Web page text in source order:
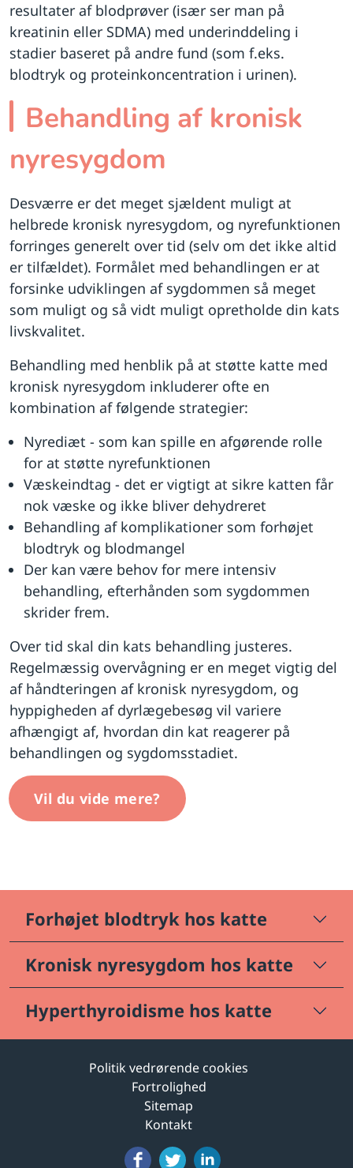
resultater af blodprøver (især ser man på
kreatinin eller SDMA) med underinddeling i
stadier baseret på andre fund (som f.eks.
blodtryk og proteinkoncentration i urinen).
Behandling af kronisk
nyresygdom
Desværre er det meget sjældent muligt at
helbrede kronisk nyresygdom, og nyrefunktionen
forringes generelt over tid (selv om det ikke altid
er tilfældet). Formålet med behandlingen er at
forsinke udviklingen af sygdommen så meget
som muligt og så vidt muligt opretholde din kats
livskvalitet.
Behandling med henblik på at støtte katte med
kronisk nyresygdom inkluderer ofte en
kombination af følgende strategier:
Nyrediæt - som kan spille en afgørende rolle
for at støtte nyrefunktionen
Væskeindtag - det er vigtigt at sikre katten får
nok væske og ikke bliver dehydreret
Behandling af komplikationer som forhøjet
blodtryk og blodmangel
Der kan være behov for mere intensiv
behandling, efterhånden som sygdommen
skrider frem.
Over tid skal din kats behandling justeres.
Regelmæssig overvågning er en meget vigtig del
af håndteringen af kronisk nyresygdom, og
hyppigheden af dyrlægebesøg vil variere
afhængigt af, hvordan din kat reagerer på
behandlingen og sygdomsstadiet.
Vil du vide mere?
Forhøjet blodtryk hos katte
Kronisk nyresygdom hos katte
Hyperthyroidisme hos katte
Politik vedrørende cookies
Fortrolighed
Sitemap
Kontakt